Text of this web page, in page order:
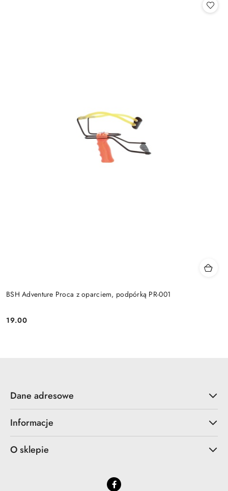
BSH Adventure Proca z oparciem, podpórką PR-001
Cena:
19.00
Dane adresowe
Informacje
O sklepie